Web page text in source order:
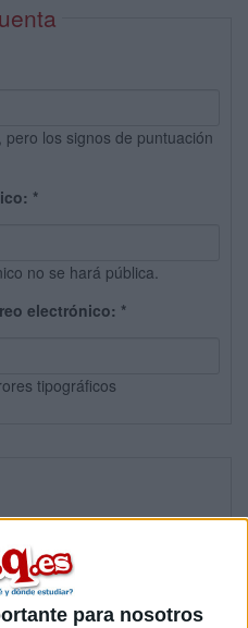
para nosotros
los signos de puntuación
*
no se hará pública.
electrónico: *
tipográficos